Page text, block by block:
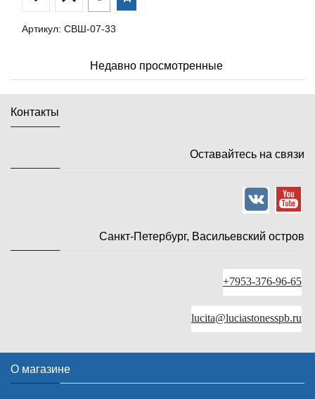
Артикул: СВШ-07-33
Недавно просмотренные
Контакты
Оставайтесь на связи
Санкт-Петербург, Васильевский остров
+7953-376-96-65
lucita@luciastonesspb.ru
О магазине